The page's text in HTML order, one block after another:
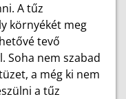
A tűz
környékét meg
tevő
Soha nem szabad
a még ki nem
a tűz